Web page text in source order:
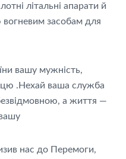
літальні апарати й
засобам для
вашу мужність,
.Нехай ваша служба
а життя —
нас до Перемоги,